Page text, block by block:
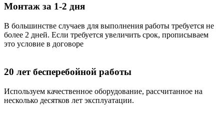
Монтаж за 1-2 дня
В большинстве случаев для выполнения работы требуется не
более 2 дней. Если требуется увеличить срок, прописываем
это условие в договоре
20 лет бесперебойной работы
Используем качественное оборудование, рассчитанное на
несколько десятков лет эксплуатации.